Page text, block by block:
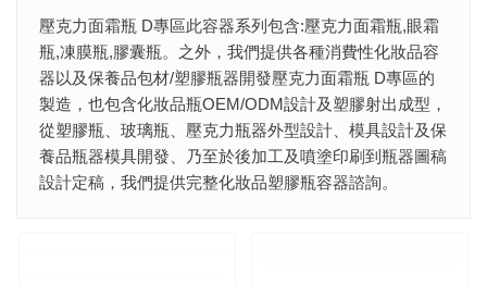
壓克力面霜瓶 D專區此容器系列包含:壓克力面霜瓶,眼霜
瓶,凍膜瓶,膠囊瓶。之外，我們提供各種消費性化妝品容
器以及保養品包材/塑膠瓶器開發壓克力面霜瓶 D專區的
製造，也包含化妝品瓶OEM/ODM設計及塑膠射出成型，​
從塑膠瓶、玻璃瓶、壓克力瓶器外型設計、模具設計及保
養品瓶器模具開發、乃至於後加工及噴塗印刷到瓶器圖稿
設計定稿，我們提供完整化妝品塑膠瓶容器諮詢。